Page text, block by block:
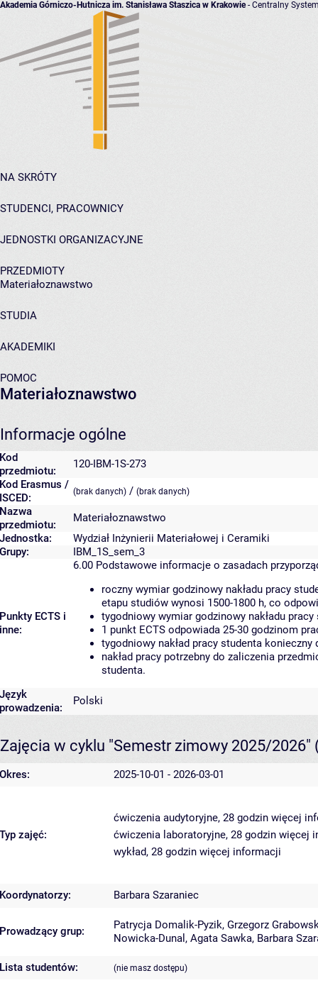
Akademia Górniczo-Hutnicza im. Stanisława Staszica w Krakowie- Centralny
NA SKRÓTY
STUDENCI, PRACOWNICY
JEDNOSTKI ORGANIZACYJNE
PRZEDMIOTY
Materiałoznawstwo
STUDIA
AKADEMIKI
POMOC
Materiałoznawstwo
Informacje ogólne
Kod
przedmiotu:
120-IBM-1S-273
Kod Erasmus /
ISCED:
(brak danych) / (brak danych)
Nazwa
przedmiotu:
Materiałoznawstwo
Jednostka:
Wydział Inżynierii Materiałowej i Ceramiki
Grupy:
IBM_1S_sem_3
Punkty ECTS i
inne:
6.00 Podstawowe informacje o zasadach
roczny wymiar godzinowy nakładu pracy
etapu studiów wynosi 1500-1800 h, co
tygodniowy wymiar godzinowy nakładu
1 punkt ECTS odpowiada 25-30 godzinom
tygodniowy nakład pracy studenta
nakład pracy potrzebny do zaliczenia
studenta.
Język
prowadzenia:
Polski
Zajęcia w cyklu "Semestr zimowy 2025/2026"
Okres: 2025-10-01 - 2026-03-01
Typ zajęć:
ćwiczenia audytoryjne, 28 godzin więcej
ćwiczenia laboratoryjne, 28 godzin więcej
wykład, 28 godzin więcej informacji
Koordynatorzy: Barbara Szaraniec
Prowadzący grup: Patrycja Domalik-Pyzik, Grzegorz
Nowicka-Dunal , Agata Sawka, Barbara
Lista studentów: (nie masz dostępu)